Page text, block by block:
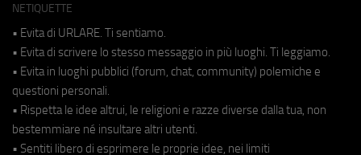
NETIQUETTE
• Evita di URLARE. Ti sentiamo.
• Evita di scrivere lo stesso messaggio in più luoghi. Ti leggiamo.
• Evita in luoghi pubblici (forum, chat, community) polemiche e
questioni personali.
• Rispetta le idee altrui, le religioni e razze diverse dalla tua, non
bestemmiare né insultare altri utenti.
• Sentiti libero di esprimere le proprie idee, nei limiti